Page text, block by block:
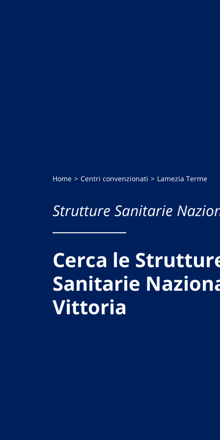
Home Centri convenzionati Lamezia Terme
Strutture Sanitarie
Cerca le
Sanitarie
Vittoria